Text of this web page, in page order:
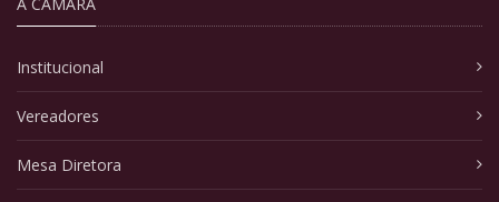
Institucional
Vereadores
Mesa Diretora